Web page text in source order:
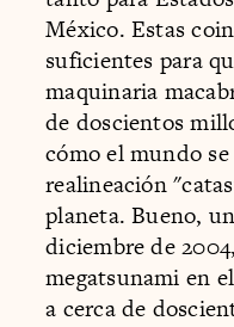
México. Estas
suficientes para
maquinaria
de doscientos
cómo el mundo
realineación
planeta. Bueno,
diciembre de
megatsunami en
a cerca de